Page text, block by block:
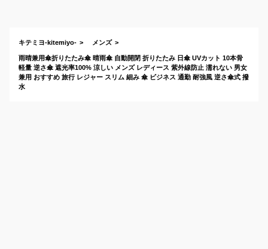
キテミヨ-kitemiyo- メンズ
雨晴兼用傘折りたたみ傘 晴雨傘 自動開閉 折りたたみ 日傘 UVカット 10本骨
軽量 逆さ傘 遮光率100% 涼しい メンズ レディース 紫外線防止 濡れない 男女
兼用 おすすめ 旅行 レジャー スリム 細み 傘 ビジネス 通勤 耐強風 逆さ傘式 撥
水